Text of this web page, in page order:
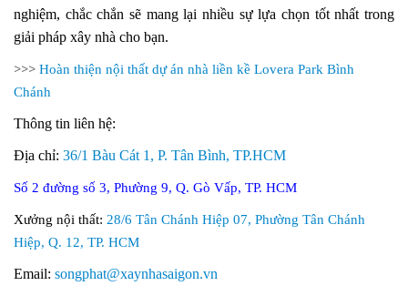
nghiệm, chắc chắn sẽ mang lại nhiều sự lựa chọn tốt nhất trong
giải pháp xây nhà cho bạn.
>>> Hoàn thiện nội thất dự án nhà liền kề Lovera Park Bình
Chánh
Thông tin liên hệ:
Địa chỉ: 36/1 Bàu Cát 1, P. Tân Bình, TP.HCM
Số 2 đường số 3, Phường 9, Q. Gò Vấp, TP. HCM
Xưởng nội thất: 28/6 Tân Chánh Hiệp 07, Phường Tân Chánh
Hiệp, Q. 12, TP. HCM
Email: songphat@xaynhasaigon.vn